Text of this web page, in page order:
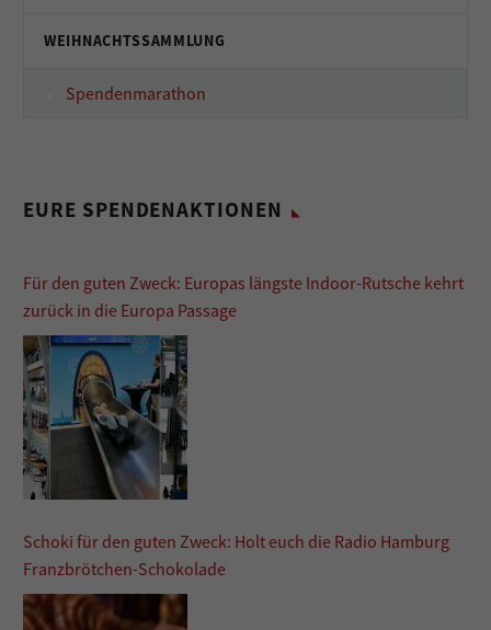
WEIHNACHTSSAMMLUNG
Spendenmarathon
EURE SPENDENAKTIONEN
Für den guten Zweck: Europas längste Indoor-Rutsche kehrt
zurück in die Europa Passage
Schoki für den guten Zweck: Holt euch die Radio Hamburg
Franzbrötchen-Schokolade